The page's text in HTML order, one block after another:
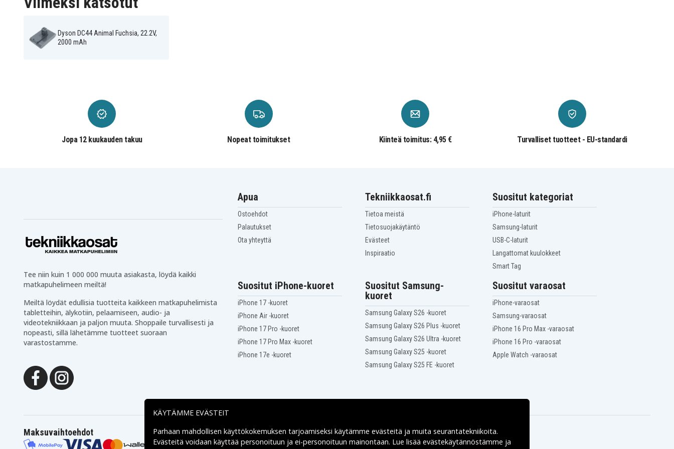
Dyson DC44 Animal Fuchsia, 22.2V,
2000 mAh
Jopa 12 kuukauden takuu Nopeat toimitukset Kiinteä toimitus: 4,95 € Turvalliset tuotteet - EU-standardi
Tee niin kuin 1 000 000 muuta asiakasta, löydä kaikki
matkapuhelimeen meiltä!
Meiltä löydät edullisia tuotteita kaikkeen matkapuhelimista
tabletteihin, älykotiin, pelaamiseen, audio- ja
videotekniikkaan ja paljon muuta. Shoppaile turvallisesti ja
nopeasti, sillä lähetämme tuotteet suoraan
varastostamme.
Apua
Ostoehdot
Palautukset
Ota yhteyttä
Tekniikkaosat.fi
Tietoa meistä
Tietosuojakäytäntö
Evästeet
Inspiraatio
Suositut kategoriat
iPhone-laturit
Samsung-laturit
USB-C-laturit
Langattomat kuulokkeet
Smart Tag
Suositut iPhone-kuoret
iPhone 17 -kuoret
iPhone Air -kuoret
iPhone 17 Pro -kuoret
iPhone 17 Pro Max -kuoret
iPhone 17e -kuoret
Suositut Samsung-
kuoret
Samsung Galaxy S26 -kuoret
Samsung Galaxy S26 Plus -kuoret
Samsung Galaxy S26 Ultra -kuoret
Samsung Galaxy S25 -kuoret
Samsung Galaxy S25 FE -kuoret
Suositut varaosat
iPhone-varaosat
Samsung-varaosat
iPhone 16 Pro Max -varaosat
iPhone 16 Pro -varaosat
Apple Watch -varaosat
Maksuvaihtoehdot Toimitusvaihtoehdot
KÄYTÄMME EVÄSTEIT
Parhaan mahdollisen käyttökokemuksen tarjoamiseksi käytämme evästeitä ja muita seurantatekniikoita.
Evästeitä voidaan käyttää personoituun ja ei-personoituun mainontaan. Lue lisää evästekäytännöstämme ja